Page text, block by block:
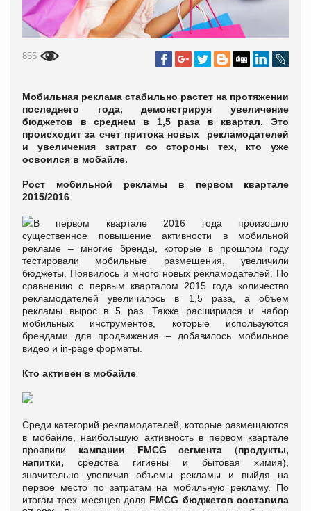
855
Мобильная реклама стабильно растет на протяжении
последнего года, демонстрируя увеличение
бюджетов в среднем в 1,5 раза в квартал. Это
происходит за счет притока новых рекламодателей
и увеличения затрат со стороны тех, кто уже
освоился в мобайле.
Рост мобильной рекламы в первом квартале
2015/2016
В первом квартале 2016 года произошло
существенное повышение активности в мобильной
рекламе – многие бренды, которые в прошлом году
тестировали мобильные размещения, увеличили
бюджеты. Появилось и много новых рекламодателей. По
сравнению с первым кварталом 2015 года количество
рекламодателей увеличилось в 1,5 раза, а объем
рекламы вырос в 5 раз. Также расширился и набор
мобильных инструментов, которые используются
брендами для продвижения – добавилось мобильное
видео и in-page форматы.
Кто активен в мобайле
Среди категорий рекламодателей, которые размещаются
в мобайле, наибольшую активность в первом квартале
проявили кампании FMCG сегмента (продукты,
напитки, средства гигиены и бытовая химия),
значительно увеличив объемы рекламы и выйдя на
первое место по затратам на мобильную рекламу. По
итогам трех месяцев доля FMCG бюджетов составила